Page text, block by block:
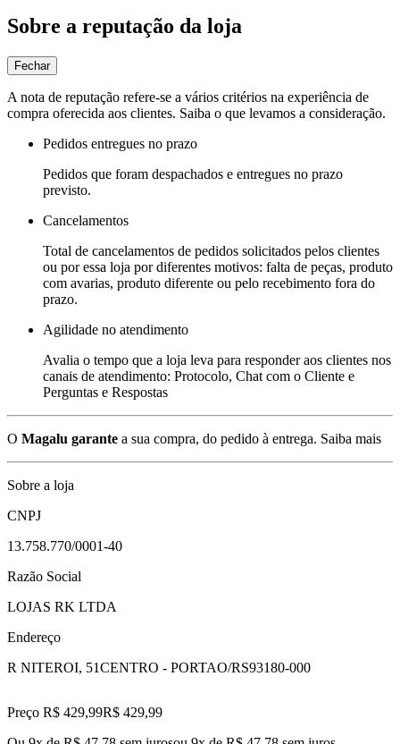
Sobre a reputação da loja
Fechar
A nota de reputação refere-se a vários critérios na experiência de
compra oferecida aos clientes. Saiba o que levamos a consideração.
Pedidos entregues no prazo
Pedidos que foram despachados e entregues no prazo
previsto.
Cancelamentos
Total de cancelamentos de pedidos solicitados pelos clientes
ou por essa loja por diferentes motivos: falta de peças, produto
com avarias, produto diferente ou pelo recebimento fora do
prazo.
Agilidade no atendimento
Avalia o tempo que a loja leva para responder aos clientes nos
canais de atendimento: Protocolo, Chat com o Cliente e
Perguntas e Respostas
O Magalu garante a sua compra, do pedido à entrega. Saiba mais
Sobre a loja
CNPJ
13.758.770/0001-40
Razão Social
LOJAS RK LTDA
Endereço
R NITEROI, 51CENTRO - PORTAO/RS93180-000
Preço R$ 429,99R$ 429,99